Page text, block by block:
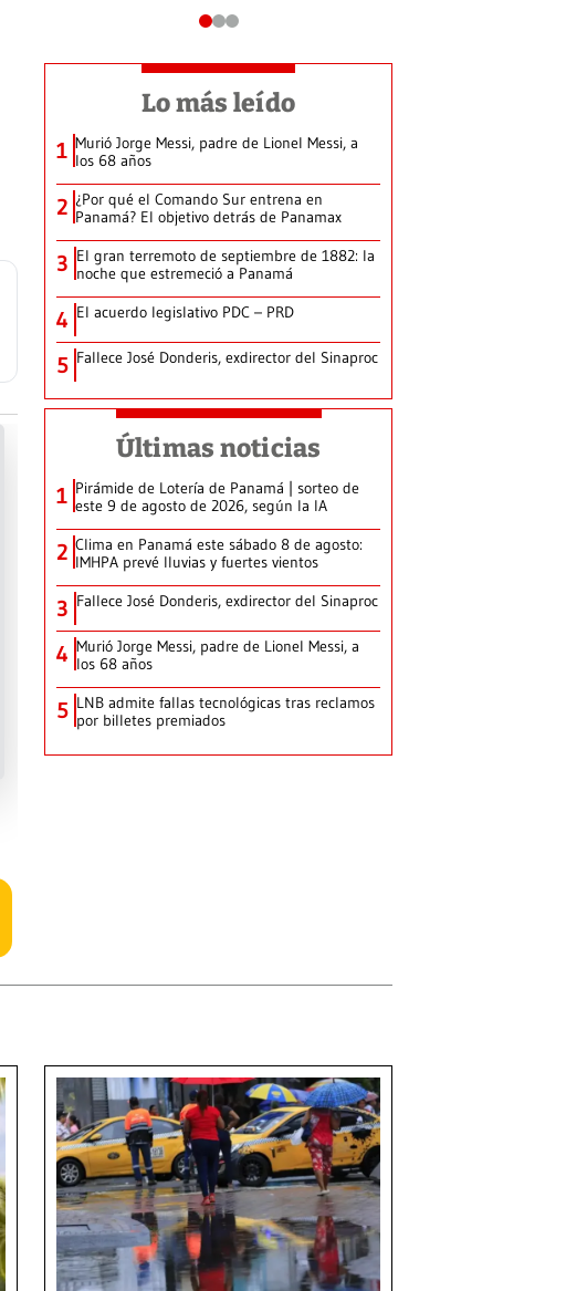
Lo más leído
1 Murió Jorge Messi, padre de Lionel Messi, a
los 68 años
2 ¿Por qué el Comando Sur entrena en
Panamá? El objetivo detrás de Panamax
3 El gran terremoto de septiembre de 1882: la
noche que estremeció a Panamá
4 El acuerdo legislativo PDC – PRD
5 Fallece José Donderis, exdirector del Sinaproc
Últimas noticias
1 Pirámide de Lotería de Panamá | sorteo de
este 9 de agosto de 2026, según la IA
2 Clima en Panamá este sábado 8 de agosto:
IMHPA prevé lluvias y fuertes vientos
3 Fallece José Donderis, exdirector del Sinaproc
4 Murió Jorge Messi, padre de Lionel Messi, a
los 68 años
5 LNB admite fallas tecnológicas tras reclamos
por billetes premiados